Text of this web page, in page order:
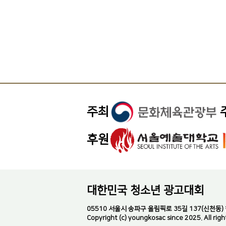
주최
후원
대한민국 청소년 광고대회
05510 서울시 송파구 올림픽로 35길 137(신천
Copyright (c) youngkosac since 2025. All